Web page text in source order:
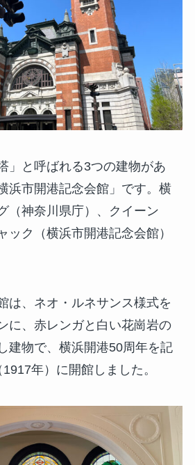
」と呼ばれる3つの建物があ
浜市開港記念会館」です。横
（神奈川県庁）、クイーン
ック（横浜市開港記念会館）
は、ネオ・ルネサンス様式を
に、赤レンガと白い花崗岩の
建物で、横浜開港50周年を記
年）に開館しました。